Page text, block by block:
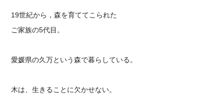
19世紀から，森を育ててこられた
ご家族の5代目。
愛媛県の久万という森で暮らしている。
木は、生きることに欠かせない。